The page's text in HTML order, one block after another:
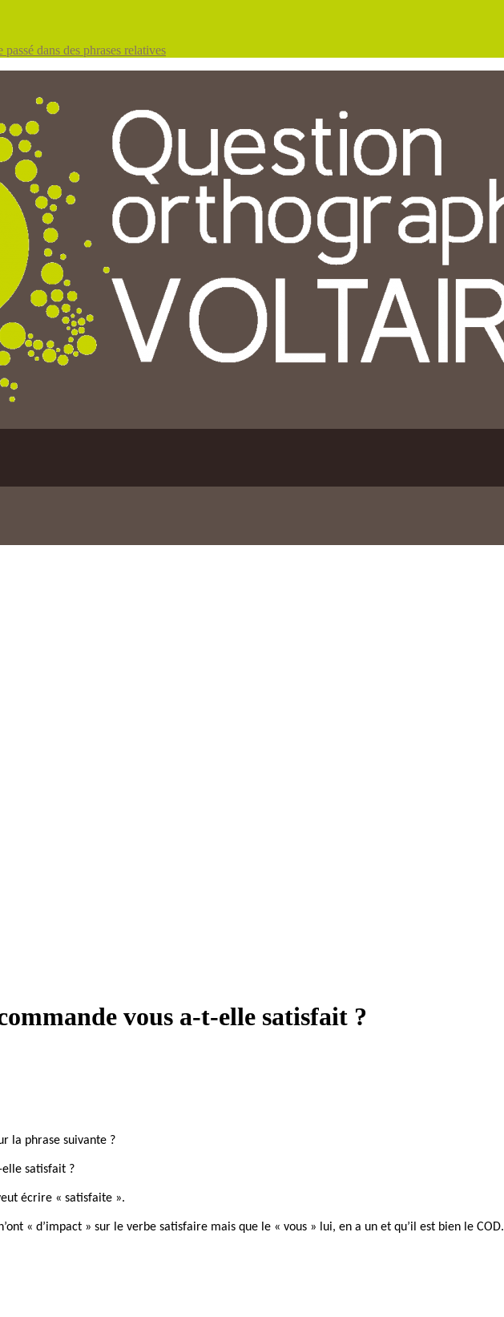
dans des phrases relatives
vous a-t-elle satisfait ?
la phrase suivante ?
satisfait ?
écrire « satisfaite ».
« d’impact » sur le verbe satisfaire mais que le « vous » lui, en a un et qu’il est bien le COD.